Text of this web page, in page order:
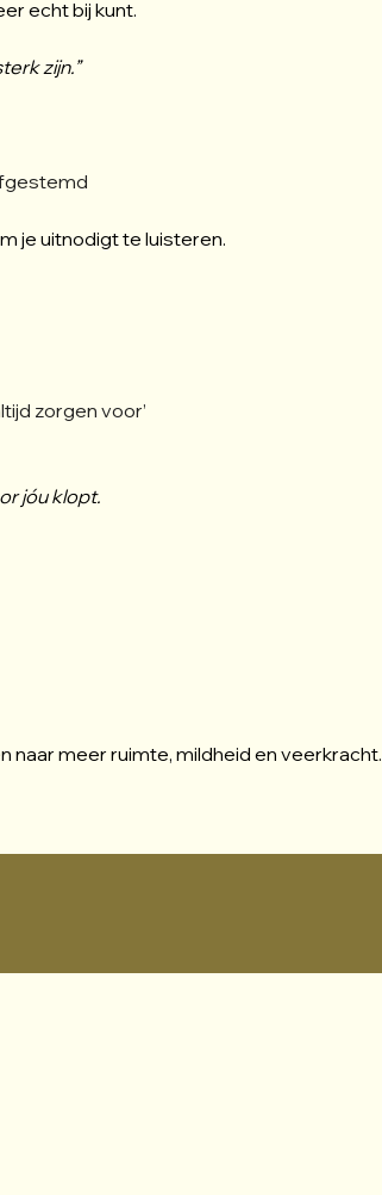
echt bij kunt.
zijn.”
je uitnodigt te luisteren.
zorgen voor’
jóu klopt.
naar meer ruimte, mildheid en veerkracht.